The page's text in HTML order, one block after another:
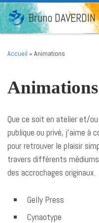
Passer au contenu
Bruno DAVERDIN
Accueil » Animations
Animations
Que ce soit en atelier et/
publique ou privé, j’aime à
pour retrouver le plaisir
travers différents
des accrochages originaux.
Gelly Press
Cynaotype